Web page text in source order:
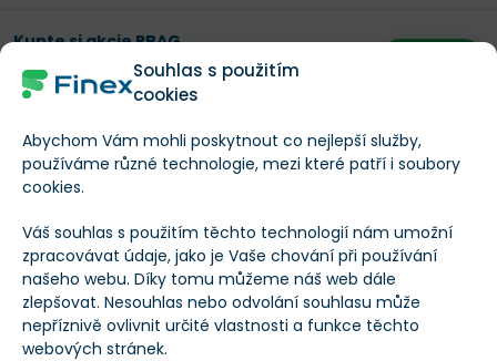
Souhlas s použitím
cookies
Abychom Vám mohli poskytnout co nejlepší služby,
používáme různé technologie, mezi které patří i soubory
cookies.
Váš souhlas s použitím těchto technologií nám umožní
zpracovávat údaje, jako je Vaše chování při používání
našeho webu. Díky tomu můžeme náš web dále
zlepšovat. Nesouhlas nebo odvolání souhlasu může
nepříznivě ovlivnit určité vlastnosti a funkce těchto
webových stránek.
Kupte si akcie RBAG
Při obchodování CFD ztrácí peníze 77 %
účtů.
Spotřeba a průmysl (Colt CZ, Kofola, Philip
Morris ČR)
Slabší koruna by krátkodobě pomohla exportérům a
firmám s eurovými tržbami, ale zároveň zdražila dovoz
a tlačila naCPI (index spotřebitelských cen – inflace